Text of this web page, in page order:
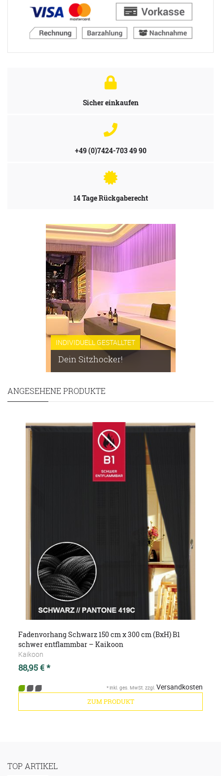
Sicher einkaufen
+49 (0)7424-703 49 90
14 Tage Rückgaberecht
INDIVIDUELL GESTALLTET
Dein Sitzhocker!
ANGESEHENE PRODUKTE
Fadenvorhang Schwarz 150 cm x 300 cm (BxH) B1
schwer entflammbar – Kaikoon
Kaikoon
88,95 € *
*inkl. ges. MwSt. zzgl. Versandkosten
ZUM PRODUKT
TOP ARTIKEL